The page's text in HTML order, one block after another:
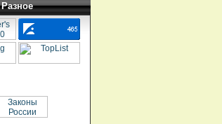
Разное